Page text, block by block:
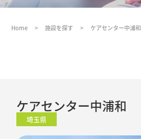
Home >施設を探す > ケアセンター中浦和
ケアセンター中浦和
埼玉県